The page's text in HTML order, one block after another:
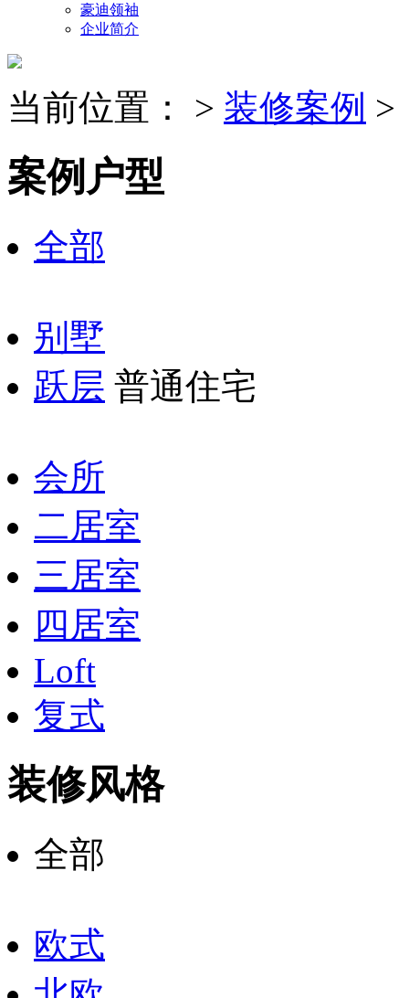
豪迪领袖
企业简介
当前位置： > 装修案例 >
案例户型
全部
别墅
跃层 普通住宅
会所
二居室
三居室
四居室
Loft
复式
装修风格
全部
欧式